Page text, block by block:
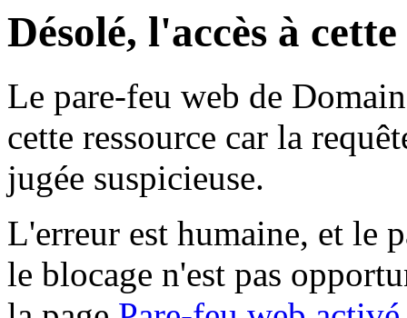
Désolé, l'accès à
Le pare-feu web de
cette ressource car la
jugée suspicieuse.
L'erreur est humaine, et le
le blocage n'est pas